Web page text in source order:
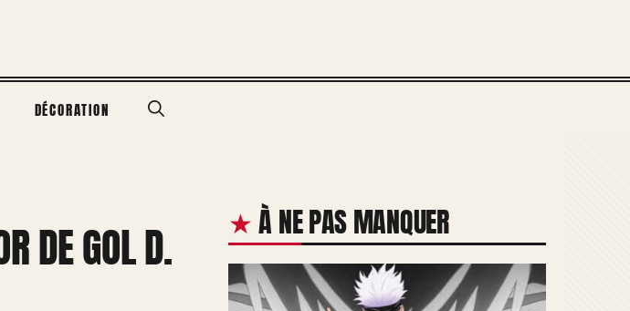
DÉCORATION
DE GOL D. À NE PAS MANQUER